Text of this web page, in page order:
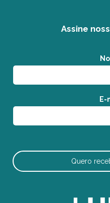
Assine
Quero